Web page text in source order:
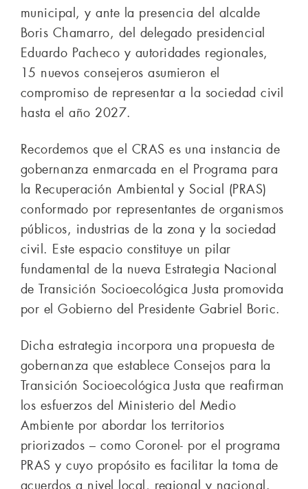
municipal, y ante la presencia del alcalde
Boris Chamarro, del delegado presidencial
Eduardo Pacheco y autoridades regionales,
15 nuevos consejeros asumieron el
compromiso de representar a la sociedad civil
hasta el año 2027.
Recordemos que el CRAS es una instancia de
gobernanza enmarcada en el Programa para
la Recuperación Ambiental y Social (PRAS)
conformado por representantes de organismos
públicos, industrias de la zona y la sociedad
civil. Este espacio constituye un pilar
fundamental de la nueva Estrategia Nacional
de Transición Socioecológica Justa promovida
por el Gobierno del Presidente Gabriel Boric.
Dicha estrategia incorpora una propuesta de
gobernanza que establece Consejos para la
Transición Socioecológica Justa que reafirman
los esfuerzos del Ministerio del Medio
Ambiente por abordar los territorios
priorizados – como Coronel- por el programa
PRAS y cuyo propósito es facilitar la toma de